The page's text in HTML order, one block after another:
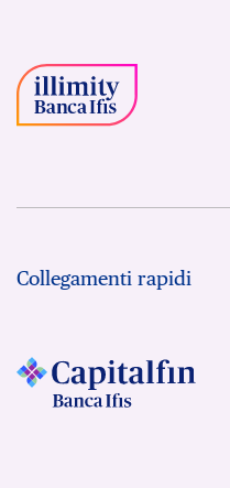
Collegamenti rapidi